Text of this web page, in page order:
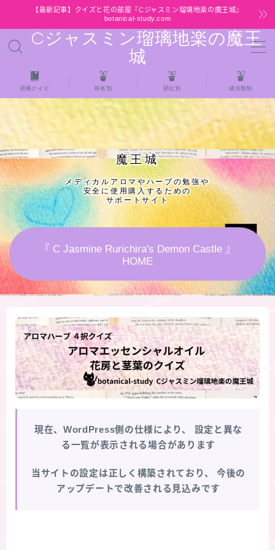
【最新記事】クイズと花の部屋『Cジャスミン瑠璃地楽の魔王城』
botanical-study.com
Cジャスミン瑠璃地楽の魔王
城
MENU
HOME
【最新】クイズと花の部屋
★全種/アロマハーブスパイス基材 プチ辞典ク
イズ＆プチ辞典
★アロマ検定＋αクイズ
★アロマハーブ傾向チェック
秘密部屋
お知らせ
Cジャスミン瑠璃地楽の主な活動先リンク集
プロフィール
辞典クイズ 科名別 部位別 成分類別
魔王城
メディカルアロマやハーブの勉強や
安全に使用購入するための
サポートサイト
『 C Jasmine Rurichira's Demon Castle 』
HOME
現在、WordPress側の仕様により、
設定と異な
る一覧が表示される場合があります
当サイトの設定は正しく構築されており、
今後の
アップデートで改善される見込みです